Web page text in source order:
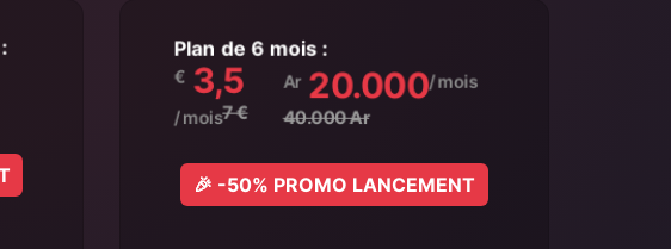
Plan de 6 mois :
€ 3,5
/ mois7 €
Ar 20.000/ mois
40.000 Ar
🎉 -50% PROMO LANCEMENT